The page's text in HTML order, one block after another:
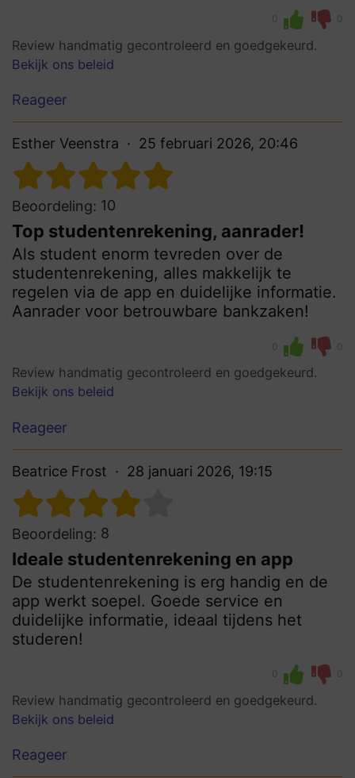
0 0
Review handmatig gecontroleerd en goedgekeurd.
Bekijk ons beleid
Reageer
Esther Veenstra 25 februari 2026, 20:46
Beoordeling: 10
Top studentenrekening, aanrader!
Als student enorm tevreden over de
studentenrekening, alles makkelijk te
regelen via de app en duidelijke informatie.
Aanrader voor betrouwbare bankzaken!
0 0
Review handmatig gecontroleerd en goedgekeurd.
Bekijk ons beleid
Reageer
Beatrice Frost 28 januari 2026, 19:15
Beoordeling: 8
Ideale studentenrekening en app
De studentenrekening is erg handig en de
app werkt soepel. Goede service en
duidelijke informatie, ideaal tijdens het
studeren!
0 0
Review handmatig gecontroleerd en goedgekeurd.
Bekijk ons beleid
Reageer